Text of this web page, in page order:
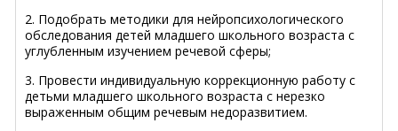
2. Подобрать методики для нейропсихологического
обследования детей младшего школьного возраста с
углубленным изучением речевой сферы;
3. Провести индивидуальную коррекционную работу с
детьми младшего школьного возраста с нерезко
выраженным общим речевым недоразвитием.